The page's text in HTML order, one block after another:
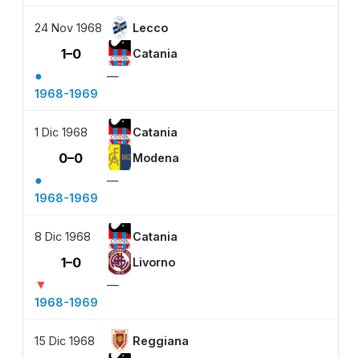
24 Nov 1968 Lecco
1–0 Catania
●
—
1968-1969
1 Dic 1968 Catania
0–0 Modena
●
—
1968-1969
8 Dic 1968 Catania
1–0 Livorno
▼
—
1968-1969
15 Dic 1968 Reggiana